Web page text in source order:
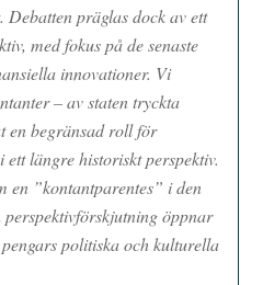
Debatten präglas dock av ett
med fokus på de senaste
innovationer. Vi
– av staten tryckta
en begränsad roll för
längre historiskt perspektiv.
en ”kontantparentes” i den
perspektivförskjutning öppnar
politiska och kulturella